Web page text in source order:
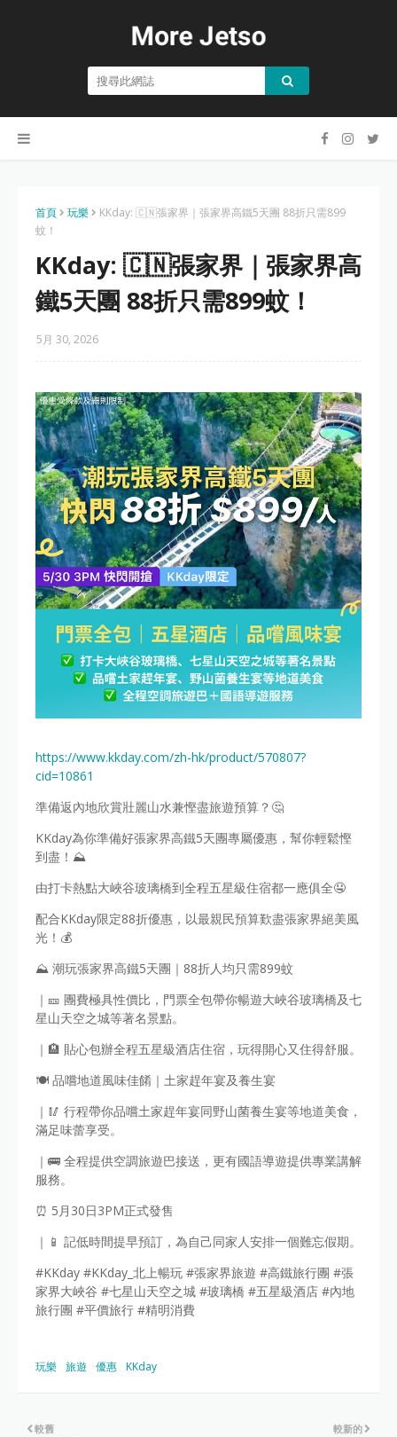
首頁 玩樂
KKday: 🇨🇳張家界｜張家界高鐵5天團 88折只需899
蚊！
KKday: 🇨🇳張家界｜張家界高
鐵5天團 88折只需899蚊！
5月 30, 2026
https://www.kkday.com/zh-hk/product/570807?
cid=10861
準備返內地欣賞壯麗山水兼慳盡旅遊預算？🤔
KKday為你準備好張家界高鐵5天團專屬優惠，幫你輕鬆慳
到盡！⛰️
由打卡熱點大峽谷玻璃橋到全程五星級住宿都一應俱全🤤
配合KKday限定88折優惠，以最親民預算歎盡張家界絕美風
光！💰
⛰️ 潮玩張家界高鐵5天團｜88折人均只需899蚊
｜🎫 團費極具性價比，門票全包帶你暢遊大峽谷玻璃橋及七
星山天空之城等著名景點。
｜🏨 貼心包辦全程五星級酒店住宿，玩得開心又住得舒服。
🍽️ 品嚐地道風味佳餚｜土家趕年宴及養生宴
｜🥢 行程帶你品嚐土家趕年宴同野山菌養生宴等地道美食，
滿足味蕾享受。
｜🚌 全程提供空調旅遊巴接送，更有國語導遊提供專業講解
服務。
⏰ 5月30日3PM正式發售
｜📱 記低時間提早預訂，為自己同家人安排一個難忘假期。
#KKday #KKday_北上暢玩 #張家界旅遊 #高鐵旅行團 #張
家界大峽谷 #七星山天空之城 #玻璃橋 #五星級酒店 #內地
旅行團 #平價旅行 #精明消費
玩樂 旅遊 優惠 KKday
較新的
較舊